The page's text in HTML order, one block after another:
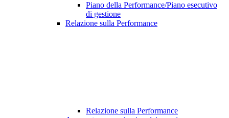
Piano della Performance/Piano esecutivo
di gestione
Relazione sulla Performance
Relazione sulla Performance